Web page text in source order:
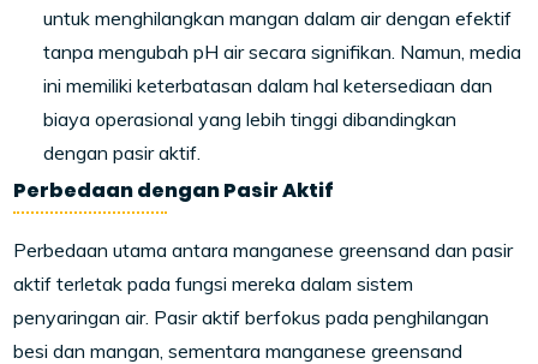
untuk menghilangkan mangan dalam air dengan efektif
tanpa mengubah pH air secara signifikan. Namun, media
ini memiliki keterbatasan dalam hal ketersediaan dan
biaya operasional yang lebih tinggi dibandingkan
dengan pasir aktif.
Perbedaan dengan Pasir Aktif
Perbedaan utama antara manganese greensand dan pasir
aktif terletak pada fungsi mereka dalam sistem
penyaringan air. Pasir aktif berfokus pada penghilangan
besi dan mangan, sementara manganese greensand